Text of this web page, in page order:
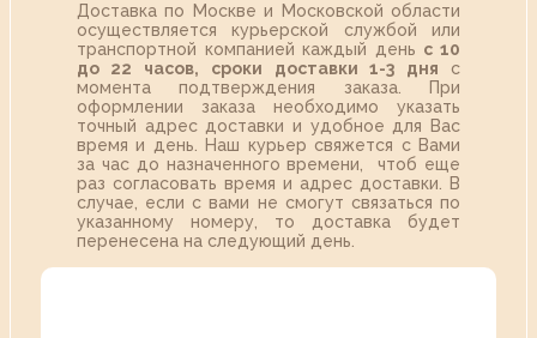
Доставка по Москве и Московской области
осуществляется курьерской службой или
транспортной компанией каждый день с 10
до 22 часов,
сроки доставки 1-3 дня с
момента подтверждения заказа. При
оформлении заказа необходимо указать
точный адрес доставки и удобное для Вас
время и день. Наш курьер свяжется с Вами
за час до назначенного времени, чтоб еще
раз согласовать время и адрес доставки. В
случае, если с вами не смогут связаться по
указанному номеру, то доставка будет
перенесена на следующий день.